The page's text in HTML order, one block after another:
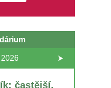
2026
častější,